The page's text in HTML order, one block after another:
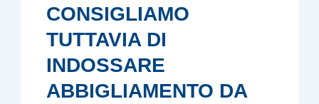
CONSIGLIAMO
TUTTAVIA DI
INDOSSARE
ABBIGLIAMENTO DA